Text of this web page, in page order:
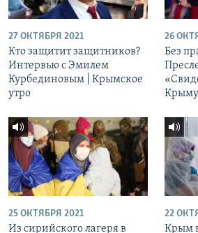
27 ОКТЯБРЯ 2021
Кто защитит защитников?
Интервью с Эмилем
Курбединовым | Крымское
утро
26
Без
Крыму
25 ОКТЯБРЯ 2021
Из сирийского лагеря в
22
Крым